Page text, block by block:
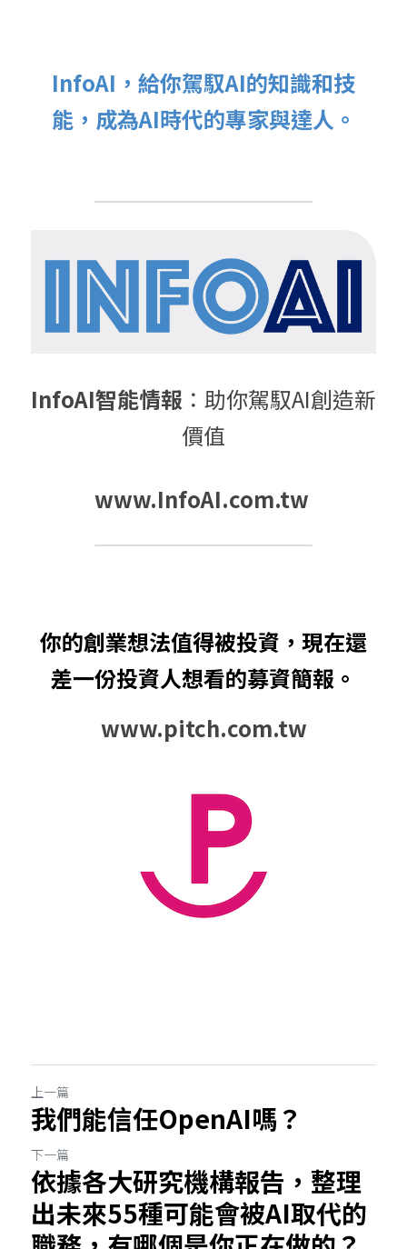
InfoAI，給你駕馭AI的知識和技
能，成為AI時代的專家與達人。
InfoAI智能情報 ：助你駕馭AI創造新
價值
www.InfoAI.com.tw
你的創業想法值得被投資，現在還
差一份投資人想看的募資簡報。
www.pitch.com.tw
上一篇
我們能信任OpenAI嗎？
下一篇
依據各大研究機構報告，整理
出未來55種可能會被AI取代的